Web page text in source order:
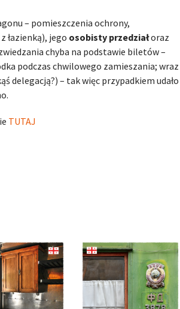
– pomieszczenia ochrony,
łazienką), jego osobisty przedziałoraz
chyba na podstawie biletów –
podczas chwilowego zamieszania; wraz
delegacją?) – tak więc przypadkiem udało
TUTAJ